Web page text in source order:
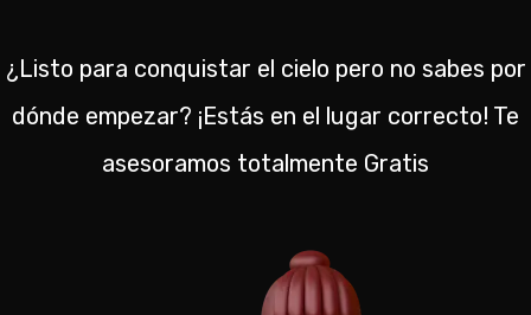
¿Listo para conquistar el cielo pero no sabes por
dónde empezar? ¡Estás en el lugar correcto! Te
asesoramos totalmente Gratis